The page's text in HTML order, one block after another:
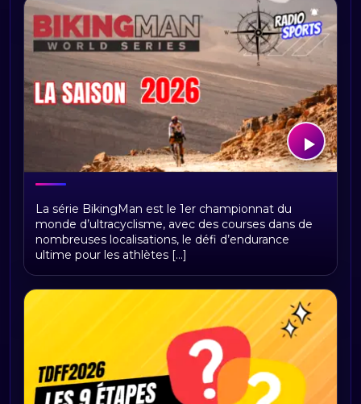
BikingMan Direct : toute la saison 2026
du championnat du monde
d'ultracyclisme sur Radio Sports
La série BikingMan est le 1er championnat du
monde d’ultracyclisme, avec des courses dans de
nombreuses localisations, le défi d’endurance
ultime pour les athlètes [...]